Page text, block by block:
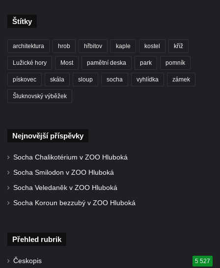
svatého Václava v Budyni nad Ohří
Kašna na Říhovo náměstí v Budyni nad
Ohří
Kašna v lázeňském parku u ulice Lázeňská
parku ve Mšeném-lázně
Litvínově
Kašna na Masarykově náměstí v Litvínově
Kašna „Hlavy“ před Magistrátem v Teplicích
Kašna na náměstí Tomáše Garrigue
Zpívající fontána v Mariánských Lázních
Štítky
architektura hrob hřbitov kaple kostel kříž
Lužické hory Most pamětní deska park pomník
pískovec skála sloup socha vyhlídka zámek
Šluknovský výběžek
Nejnovější příspěvky
Socha Chalikotérium v ZOO Hluboká
Socha Smilodon v ZOO Hluboká
Socha Veledaněk v ZOO Hluboká
Socha Koroun bezzubý v ZOO Hluboká
Přehled rubrik
Českopis 5 527